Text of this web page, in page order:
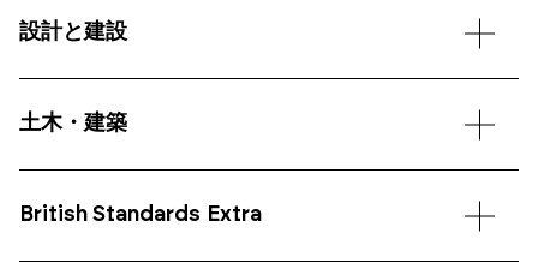
設計と建設
土木・建築
British Standards Extra